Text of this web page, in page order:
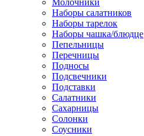
Молочники
Наборы салатников
Наборы тарелок
Наборы чашка/блюдце
Пепельницы
Перечницы
Подносы
Подсвечники
Подставки
Салатники
Сахарницы
Солонки
Соусники